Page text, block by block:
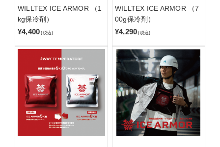
WILLTEX ICE ARMOR （1
kg保冷剤）
¥4,400 (税込)
WILLTEX ICE ARMOR （7
00g保冷剤）
¥4,290 (税込)